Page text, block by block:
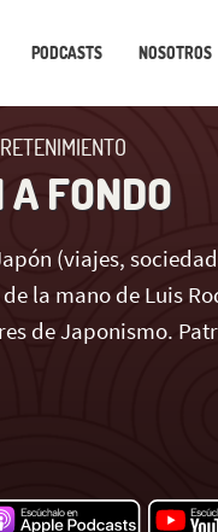
PODCASTS NOSOTROS
FONDO
(viajes,
la mano de Luis
de Japonismo.